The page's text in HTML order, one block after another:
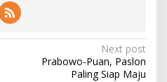
Next post
Prabowo-Puan, Paslon
Paling Siap Maju